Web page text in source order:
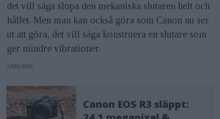
det vill säga slopa den mekaniska slutaren helt och
hållet. Men man kan också göra som Canon nu ser
ut att göra, det vill säga konstruera en slutare som
ger mindre vibrationer.
ANNONS
Canon EOS R3 släppt: